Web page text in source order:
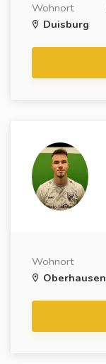
Wohnort
Duisburg
Wohnort
Oberhausen